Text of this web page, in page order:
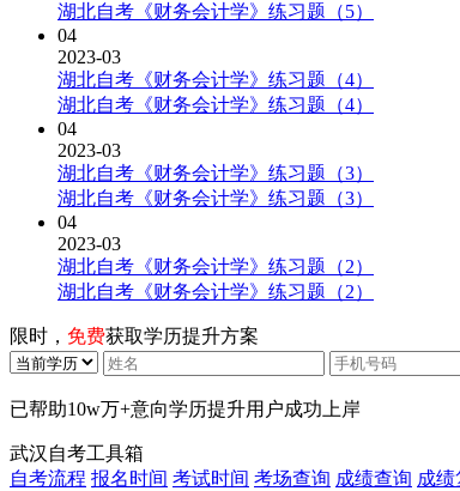
湖北自考《财务会计学》练习题（5）
04
2023-03
湖北自考《财务会计学》练习题（4）
湖北自考《财务会计学》练习题（4）
04
2023-03
湖北自考《财务会计学》练习题（3）
湖北自考《财务会计学》练习题（3）
04
2023-03
湖北自考《财务会计学》练习题（2）
湖北自考《财务会计学》练习题（2）
限时， 免费获取学历提升方案
已帮助10w万+意向学历提升用户成功上岸
武汉自考工具箱
自考流程 报名时间 考试时间 考场查询 成绩查询 成绩